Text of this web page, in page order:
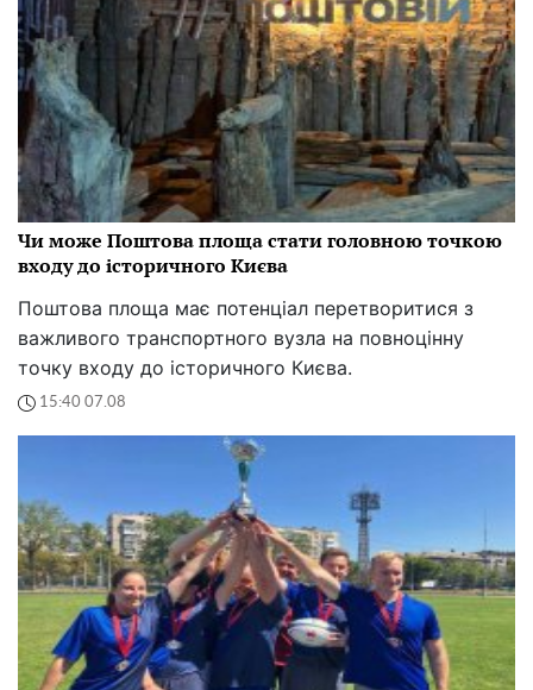
Чи може Поштова площа стати головною точкою
входу до історичного Києва
Поштова площа має потенціал перетворитися з
важливого транспортного вузла на повноцінну
точку входу до історичного Києва.
15:40 07.08